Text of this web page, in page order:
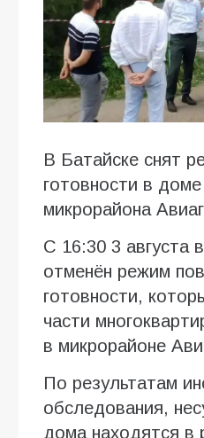
В Батайске снят
готовности в
микрорайона
С 16:30 3 августа
отменён режим
готовности,
части
в микрорайоне
По результатам
обследования,
дома находятся в